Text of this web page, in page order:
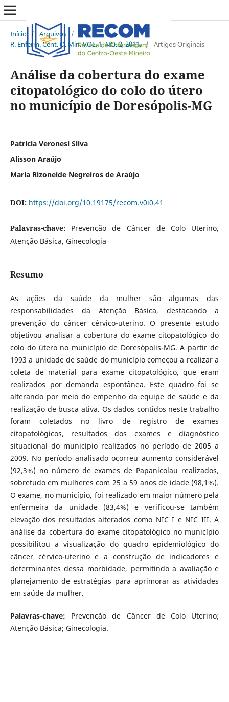
Início / Arquivos /
R. Enferm. Cent. O. Min. VOL. 1, NO. 2, 2011. / Artigos Originais
Análise da cobertura do exame
citopatológico do colo do útero
no município de Doresópolis-MG
Patrícia Veronesi Silva
Alisson Araújo
Maria Rizoneide Negreiros de Araújo
DOI: https://doi.org/10.19175/recom.v0i0.41
Palavras-chave: Prevenção de Câncer de Colo Uterino,
Atenção Básica, Ginecologia
Resumo
As ações da saúde da mulher são algumas das
responsabilidades da Atenção Básica, destacando a
prevenção do câncer cérvico-uterino. O presente estudo
objetivou analisar a cobertura do exame citopatológico do
colo do útero no município de Doresópolis-MG. A partir de
1993 a unidade de saúde do município começou a realizar a
coleta de material para exame citopatológico, que eram
realizados por demanda espontânea. Este quadro foi se
alterando por meio do empenho da equipe de saúde e da
realização de busca ativa. Os dados contidos neste trabalho
foram coletados no livro de registro de exames
citopatológicos, resultados dos exames e diagnóstico
situacional do município realizados no período de 2005 a
2009. No período analisado ocorreu aumento considerável
(92,3%) no número de exames de Papanicolau realizados,
sobretudo em mulheres com 25 a 59 anos de idade (98,1%).
O exame, no município, foi realizado em maior número pela
enfermeira da unidade (83,4%) e verificou-se também
elevação dos resultados alterados como NIC I e NIC III. A
análise da cobertura do exame citopatológico no município
possibilitou a visualização do quadro epidemiológico do
câncer cérvico-uterino e a construção de indicadores e
determinantes dessa morbidade, permitindo a avaliação e
planejamento de estratégias para aprimorar as atividades
em saúde da mulher.
Palavras-chave: Prevenção de Câncer de Colo Uterino;
Atenção Básica; Ginecologia.